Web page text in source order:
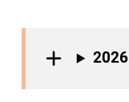
2026